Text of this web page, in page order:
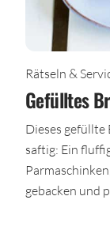
Rätseln &
Gefülltes
Dieses gefüllte
saftig: Ein
gebacken und